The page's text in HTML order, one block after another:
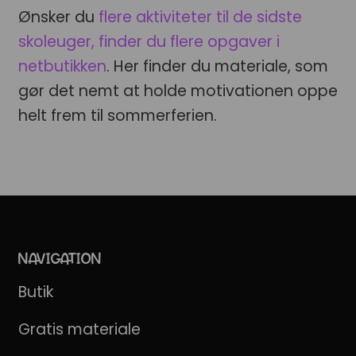
Ønsker du flere aktiviteter til de sidste
skoleuger, finder du flere opgaver i
netbutikken. Her finder du materiale, som
gør det nemt at holde motivationen oppe
helt frem til sommerferien.
NAVIGATION
Butik
Gratis materiale